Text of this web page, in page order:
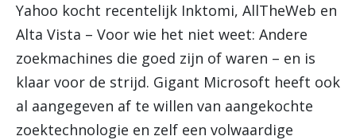
Yahoo kocht recentelijk Inktomi, AllTheWeb en
Alta Vista – Voor wie het niet weet: Andere
zoekmachines die goed zijn of waren – en is
klaar voor de strijd. Gigant Microsoft heeft ook
al aangegeven af te willen van aangekochte
zoektechnologie en zelf een volwaardige